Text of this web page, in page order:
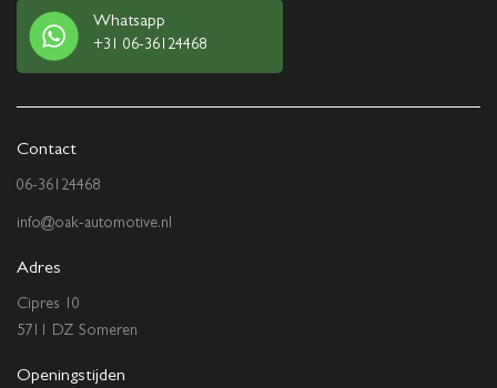
Whatsapp
+31 06-36124468
Contact
06-36124468
info@oak-automotive.nl
Adres
Cipres 10
5711 DZ Someren
Openingstijden